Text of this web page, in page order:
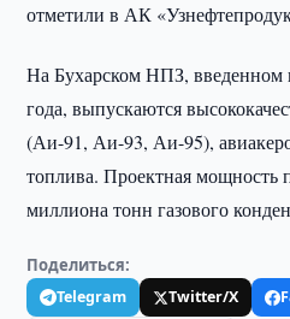
отметили в АК
На Бухарском НПЗ, введенном
года, выпускаются
(Аи-91, Аи-93, Аи-95),
топлива. Проектная мощность
миллиона тонн газового
Поделиться:
Telegram Twitter/X